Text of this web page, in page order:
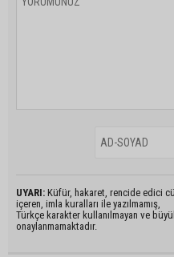
UYARI: Küfür, hakaret, rencide edici
içeren, imla kuralları ile yazılmamış,
Türkçe karakter kullanılmayan ve
onaylanmamaktadır.